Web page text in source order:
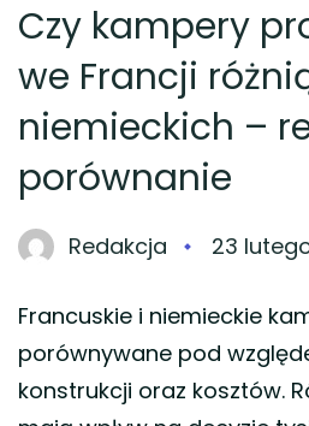
Czy kampery
we Francji
niemieckich –
porównanie
Redakcja 23
Francuskie i niemieckie
porównywane pod
konstrukcji oraz kosztów.